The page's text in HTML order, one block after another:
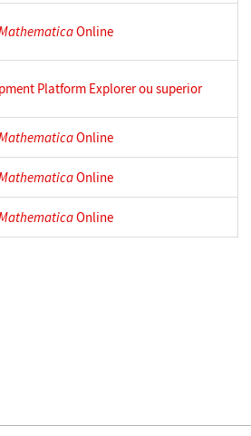
Online
Platform Explorer ou superior
Online
Online
Online